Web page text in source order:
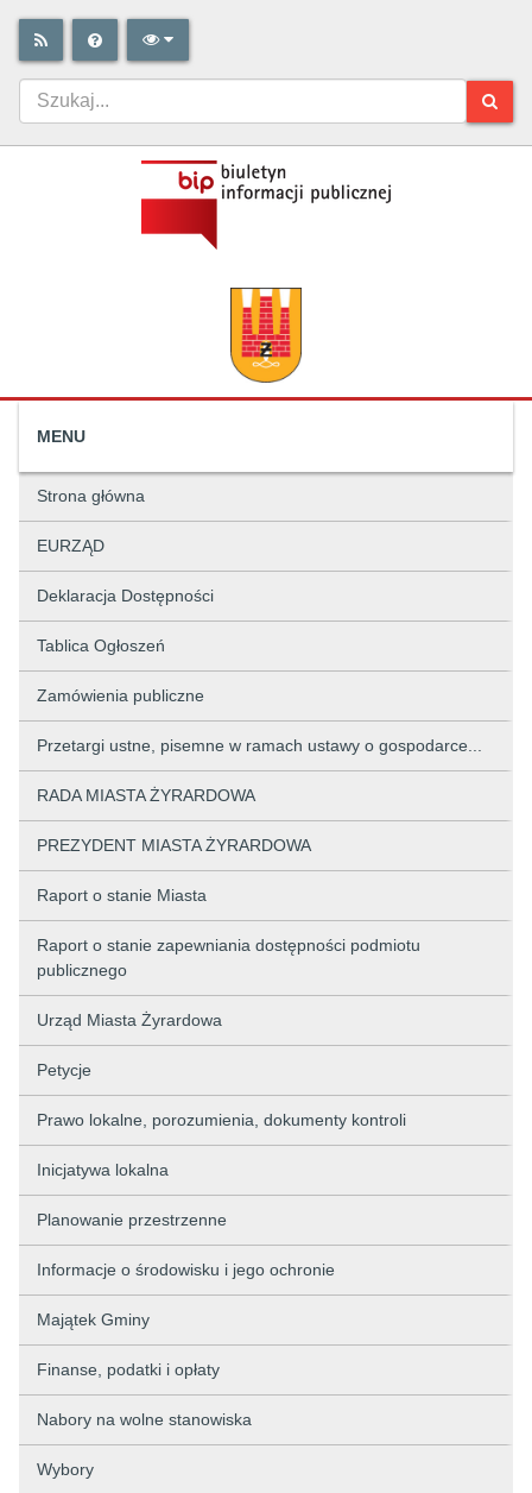
MENU
Strona główna
EURZĄD
Deklaracja Dostępności
Tablica Ogłoszeń
Zamówienia publiczne
Przetargi ustne, pisemne w ramach ustawy o gospodarce...
RADA MIASTA ŻYRARDOWA
PREZYDENT MIASTA ŻYRARDOWA
Raport o stanie Miasta
Raport o stanie zapewniania dostępności podmiotu
publicznego
Urząd Miasta Żyrardowa
Petycje
Prawo lokalne, porozumienia, dokumenty kontroli
Inicjatywa lokalna
Planowanie przestrzenne
Informacje o środowisku i jego ochronie
Majątek Gminy
Finanse, podatki i opłaty
Nabory na wolne stanowiska
Wybory